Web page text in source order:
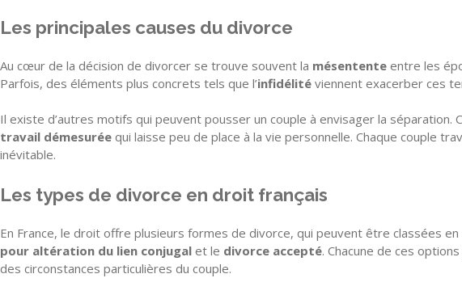
Les principales causes du divorce
Au cœur de la décision de divorcer se trouve souvent la mésentente entre les
Parfois, des éléments plus concrets tels que l’infidélité viennent exacerber ces
Il existe d’autres motifs qui peuvent pousser un couple à envisager la séparation.
travail démesurée qui laisse peu de place à la vie personnelle. Chaque couple
inévitable.
Les types de divorce en droit français
En France, le droit offre plusieurs formes de divorce, qui peuvent être classées
pour altération du lien conjugal et le divorce accepté. Chacune de ces
des circonstances particulières du couple.